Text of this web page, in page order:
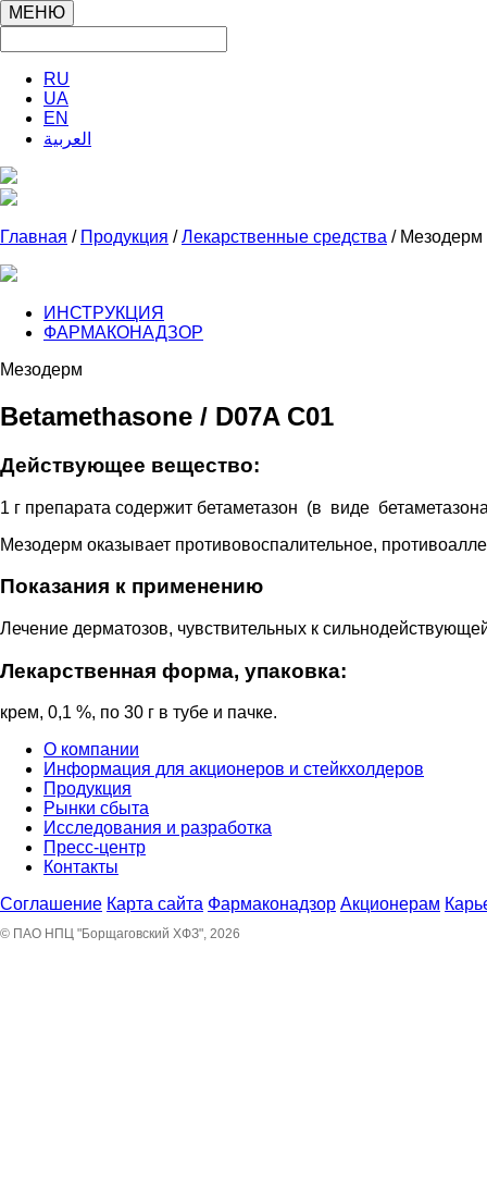
МЕНЮ
RU
UA
EN
العربية
Главная / Продукция /Лекарственные средства / Мезодерм
ИНСТРУКЦИЯ
ФАРМАКОНАДЗОР
Мезодерм
Вetamethasone / D07A C01
Действующее вещество:
1 г препарата содержит бетаметазон (в виде
Мезодерм оказывает противовоспалительное,
Показания к применению
Лечение дерматозов, чувствительных к
Лекарственная форма, упаковка:
крем, 0,1 %, по 30 г в тубе и пачке.
О компании
Информация для акционеров и стейкхолдеров
Продукция
Рынки сбыта
Исследования и разработка
Пресс-центр
Контакты
Соглашение Карта сайта Фармаконадзор Акционерам
© ПАО НПЦ "Борщаговский ХФЗ", 2026